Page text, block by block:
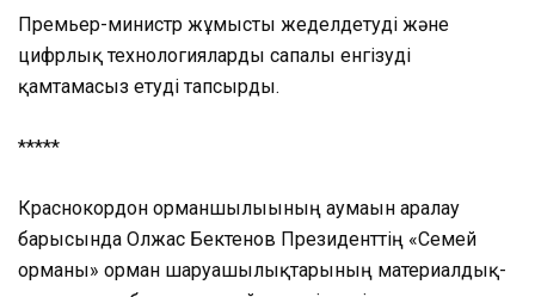
Премьер-министр жұмысты жеделдетуді және
цифрлық технологияларды сапалы енгізуді
қамтамасыз етуді тапсырды.
*****
Краснокордон орманшылығының аумағын аралау
барысында Олжас Бектенов Президенттің «Семей
орманы» орман шаруашылықтарының материалдық-